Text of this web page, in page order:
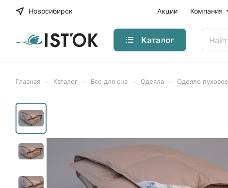
Новосибирск Акции Компания
Каталог
Главная Каталог Все для сна Одеяла Одеяло